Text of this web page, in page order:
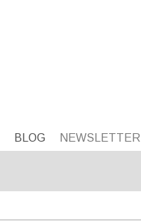
BLOG NEWSLETTER